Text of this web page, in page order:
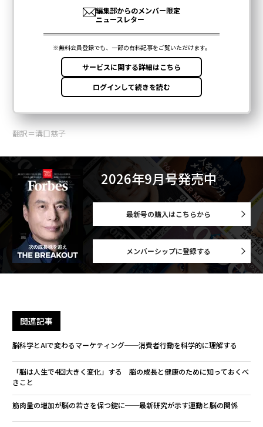
翻訳＝溝口慈子
2026年9月号発売中
最新号の購入はこちらから
メンバーシップに登録する
関連記事
脳科学とAIで変わるマーケティング──消費者行動を科学的に理解する
「脳は人生で4回大きく変化」する 脳の成長と健康のために知っておくべ
きこと
筋肉量の増加が脳の若さを保つ鍵に──最新研究が示す運動と脳の関係